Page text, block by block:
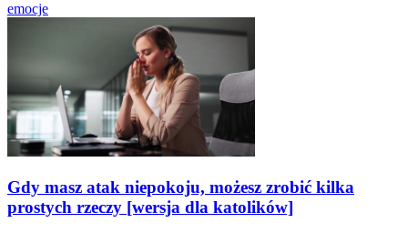
emocje
Gdy masz atak niepokoju, możesz zrobić kilka
prostych rzeczy [wersja dla katolików]